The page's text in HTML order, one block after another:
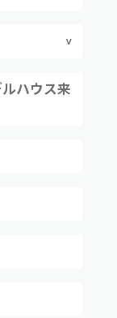
ハウス来